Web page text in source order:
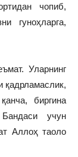
чопиб,
гуноҳларга,
Уларнинг
қадрламаслик,
биргина
учун
Аллоҳ таоло